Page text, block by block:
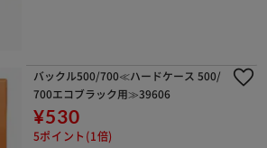
バックル500/700≪ハードケース 500/
700エコブラック用≫39606
¥530
5ポイント(1倍)